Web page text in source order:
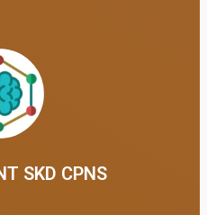
SKD CPNS